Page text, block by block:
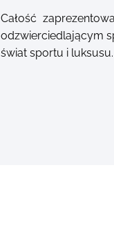
Całość
odzwierciedlającym
świat sportu i luksusu.